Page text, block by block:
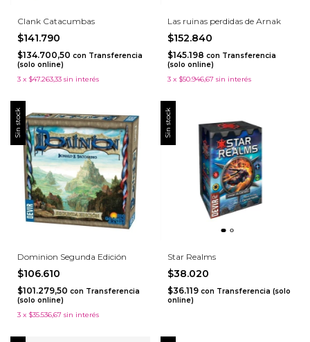
Clank Catacumbas
$141.790
$134.700,50 con Transferencia
(solo online)
3 x $47.263,33 sin interés
Las ruinas perdidas de Arnak
$152.840
$145.198 con Transferencia
(solo online)
3 x $50.946,67 sin interés
Sin stock
Dominion Segunda Edición
$106.610
$101.279,50 con Transferencia
(solo online)
3 x $35.536,67 sin interés
Sin stock
Star Realms
$38.020
$36.119 con Transferencia (solo
online)